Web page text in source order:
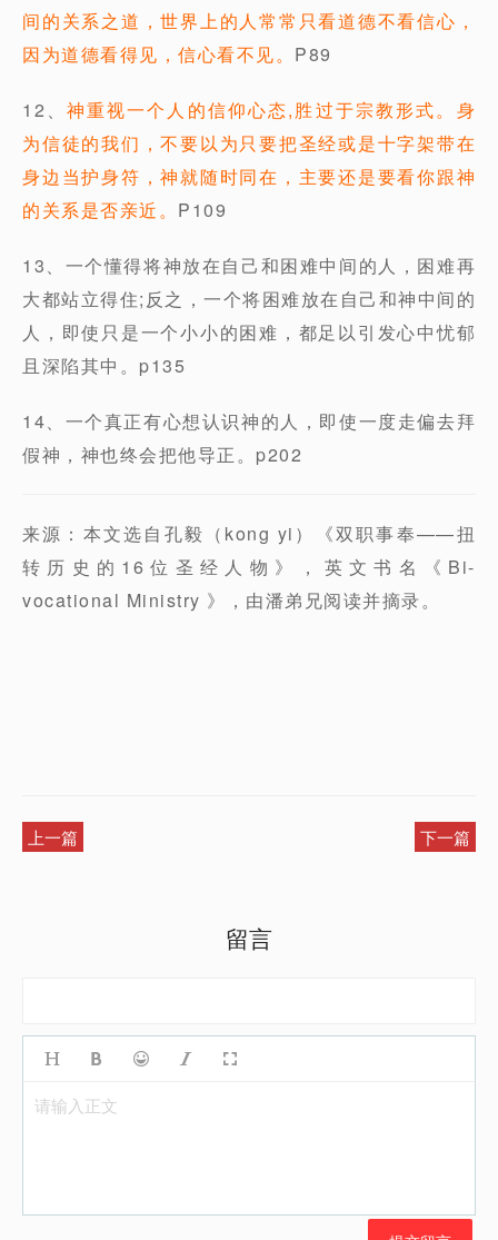
间的关系之道，世界上的人常常只看道德不看信心，
因为道德看得见，信心看不见。 P89
12、 神重视一个人的信仰心态,胜过于宗教形式。身
为信徒的我们，不要以为只要把圣经或是十字架带在
身边当护身符，神就随时同在，主要还是要看你跟神
的关系是否亲近。 P109
13、一个懂得将神放在自己和困难中间的人，困难再
大都站立得住;反之，一个将困难放在自己和神中间的
人，即使只是一个小小的困难，都足以引发心中忧郁
且深陷其中。p135
14、一个真正有心想认识神的人，即使一度走偏去拜
假神，神也终会把他导正。p202
来源：本文选自孔毅（kong yi）《双职事奉——扭
转历史的16位圣经人物》，英文书名《Bi-
vocational Ministry 》，由潘弟兄阅读并摘录。
上一篇 下一篇
留言
请输入正文